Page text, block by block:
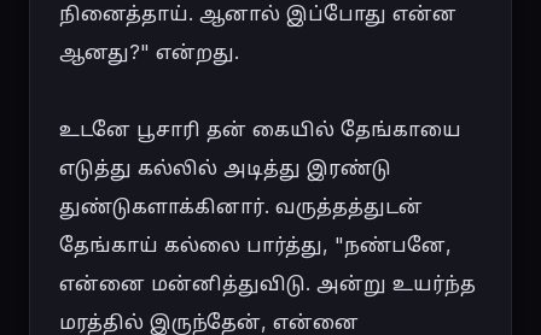
நினைத்தாய். ஆனால் இப்போது என்ன
ஆனது?" என்றது.
உடனே பூசாரி தன் கையில் தேங்காயை
எடுத்து கல்லில் அடித்து இரண்டு
துண்டுகளாக்கினார். வருத்தத்துடன்
தேங்காய் கல்லை பார்த்து, "நண்பனே,
என்னை மன்னித்துவிடு. அன்று உயர்ந்த
மரத்தில் இருந்தேன், என்னை